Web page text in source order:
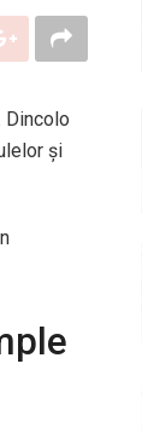
Dincolo
și